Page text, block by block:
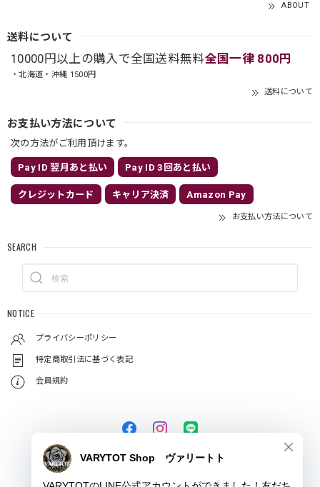
ABOUT
送料について
10000円以上の購入で全国送料無料全国一律 800円
・北海道・沖縄 1500円
送料について
お支払い方法について
次の方法がご利用頂けます。
Pay ID 翌月あと払い Pay ID 3回あと払い
クレジットカード キャリア決済 Amazon Pay
お支払い方法について
SEARCH
NOTICE
プライバシーポリシー
特定商取引法に基づく表記
会員規約